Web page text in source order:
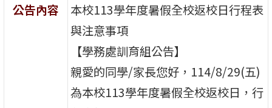
公告內容
本校113學年度暑假全校返校日行程表
與注意事項
【學務處訓育組公告】
親愛的同學/家長您好，114/8/29(五)
為本校113學年度暑假全校返校日，行